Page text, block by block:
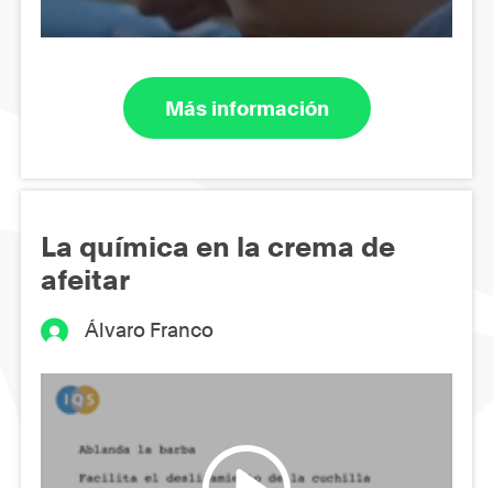
Más información
La química en la crema de
afeitar
Álvaro Franco